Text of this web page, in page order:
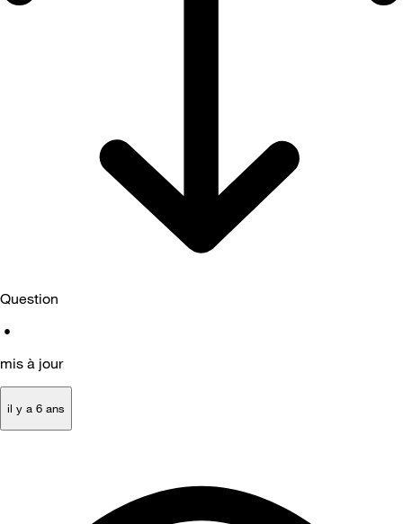
Question
•
mis à jour
il y a 6 ans